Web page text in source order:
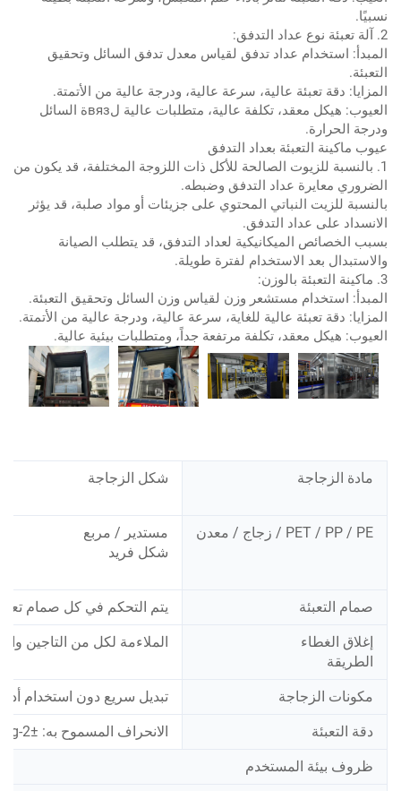
نسبيًا.
2. آلة تعبئة نوع عداد التدفق:
المبدأ: استخدام عداد تدفق لقياس معدل تدفق السائل وتحقيق
التعبئة.
المزايا: دقة تعبئة عالية، سرعة عالية، ودرجة عالية من الأتمتة.
العيوب: هيكل معقد، تكلفة عالية، متطلبات عالية لвязة السائل
ودرجة الحرارة.
عيوب ماكينة التعبئة بعداد التدفق
1. بالنسبة للزيوت الصالحة للأكل ذات اللزوجة المختلفة، قد يكون من
الضروري معايرة عداد التدفق وضبطه.
بالنسبة للزيت النباتي المحتوي على جزيئات أو مواد صلبة، قد يؤثر
الانسداد على عداد التدفق.
بسبب الخصائص الميكانيكية لعداد التدفق، قد يتطلب الصيانة
والاستبدال بعد الاستخدام لفترة طويلة.
3. ماكينة التعبئة بالوزن:
المبدأ: استخدام مستشعر وزن لقياس وزن السائل وتحقيق التعبئة.
المزايا: دقة تعبئة عالية للغاية، سرعة عالية، ودرجة عالية من الأتمتة.
العيوب: هيكل معقد، تكلفة مرتفعة جداً، ومتطلبات بيئية عالية.
مادة الزجاجة شكل الزجاجة
PET / PP / PE / زجاج / معدن
مستدير / مربع
شكل فريد
صمام التعبئة يتم التحكم في كل صمام
إغلاق الغطاء
الطريقة
الملاءمة لكل من التاجين
مكونات الزجاجة تبديل سريع دون استخدام
دقة التعبئة الانحراف المسموح به: ±2-3g الانحراف المعياري: 1.5
ظروف بيئة المستخدم